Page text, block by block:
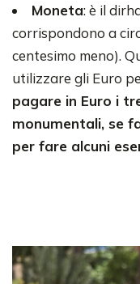
Moneta: è il
corrispondono a
centesimo meno).
utilizzare gli Euro
pagare in Euro i
monumentali, se
per fare alcuni